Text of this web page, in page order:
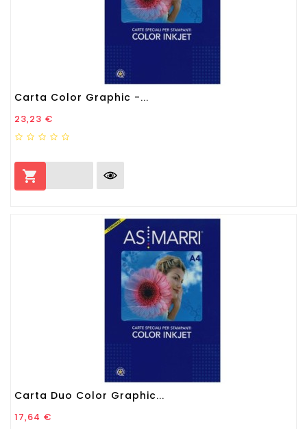
Carta Color Graphic -...
Prezzo
23,23 €

Carta Duo Color Graphic...
Prezzo
17,64 €